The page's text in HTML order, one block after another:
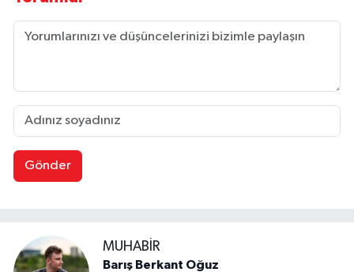
Gönder
MUHABIR
Barış Berkant Oğuz